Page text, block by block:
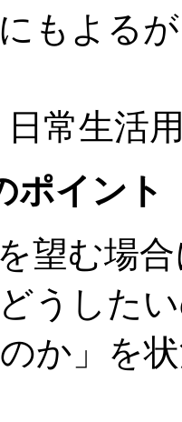
もよる
常生活
ポイント
望む場
うした
か」を